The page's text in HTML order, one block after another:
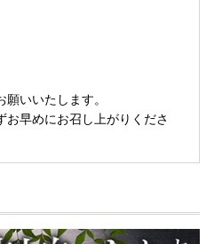
いいたします。
早めにお召し上がりくださ